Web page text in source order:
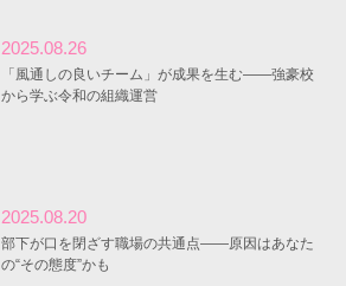
2025.08.26
「風通しの良いチーム」が成果を生む――強豪校
から学ぶ令和の組織運営
2025.08.20
部下が口を閉ざす職場の共通点――原因はあなた
の“その態度”かも